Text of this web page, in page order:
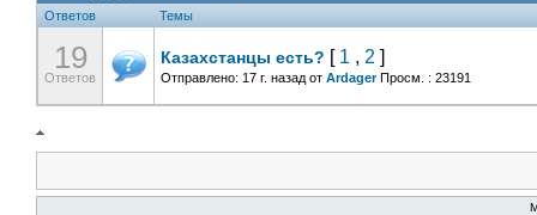
Ответов Темы
19
Ответов
Казахстанцы есть? [ 1 , 2 ]
Отправлено: 17 г. назад от Ardager Просм. : 23191